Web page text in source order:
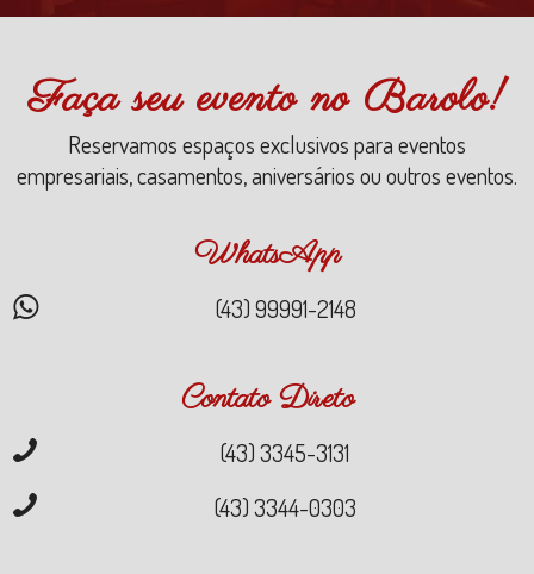
Faça seu evento no Barolo!
Reservamos espaços exclusivos para eventos
empresariais, casamentos, aniversários ou outros eventos.
WhatsApp
(43) 99991-2148
Contato Direto
(43) 3345-3131
(43) 3344-0303